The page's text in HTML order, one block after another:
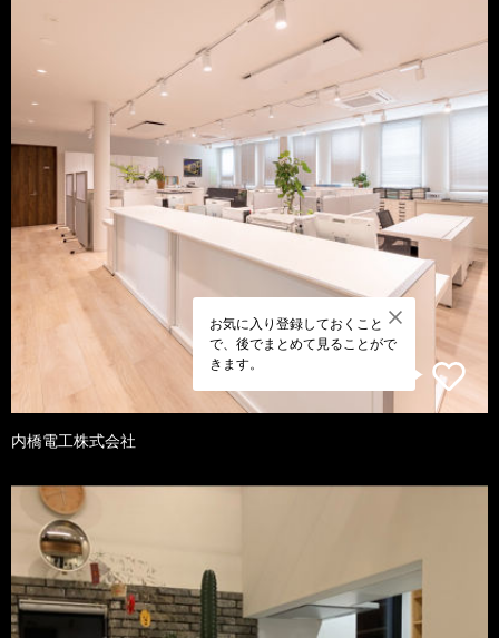
お気に入り登録しておくこと
で、後でまとめて見ることがで
きます。
内橋電工株式会社